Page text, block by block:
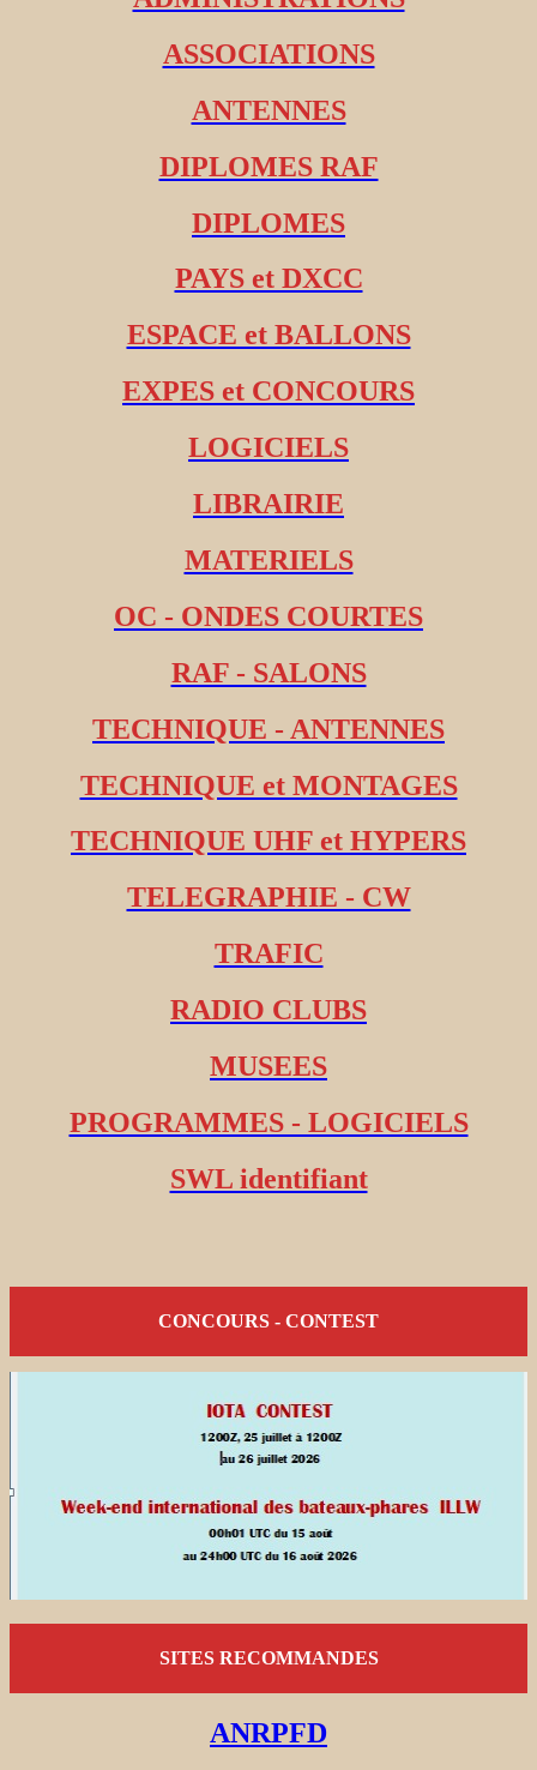
ASSOCIATIONS
ANTENNES
DIPLOMES RAF
DIPLOMES
PAYS et DXCC
ESPACE et BALLONS
EXPES et CONCOURS
LOGICIELS
LIBRAIRIE
MATERIELS
OC - ONDES COURTES
RAF - SALONS
TECHNIQUE - ANTENNES
TECHNIQUE et MONTAGES
TECHNIQUE UHF et HYPERS
TELEGRAPHIE - CW
TRAFIC
RADIO CLUBS
MUSEES
PROGRAMMES - LOGICIELS
SWL identifiant
CONCOURS - CONTEST
SITES RECOMMANDES
ANRPFD